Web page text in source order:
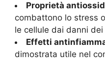
Proprietà
combattono lo stress
le cellule dai danni
Effetti
dimostrata utile nel